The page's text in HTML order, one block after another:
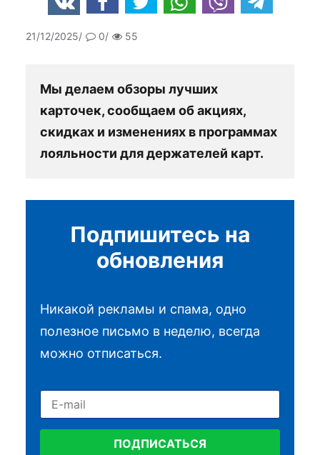
21/12/2025 0 55
Мы делаем обзоры лучших
карточек, сообщаем об акциях,
скидках и изменениях в программах
лояльности для держателей карт.
Подпишитесь на
обновления
Никакой рекламы и спама, одно
полезное письмо в неделю, всегда
можно отписаться.
ПОДПИСАТЬСЯ